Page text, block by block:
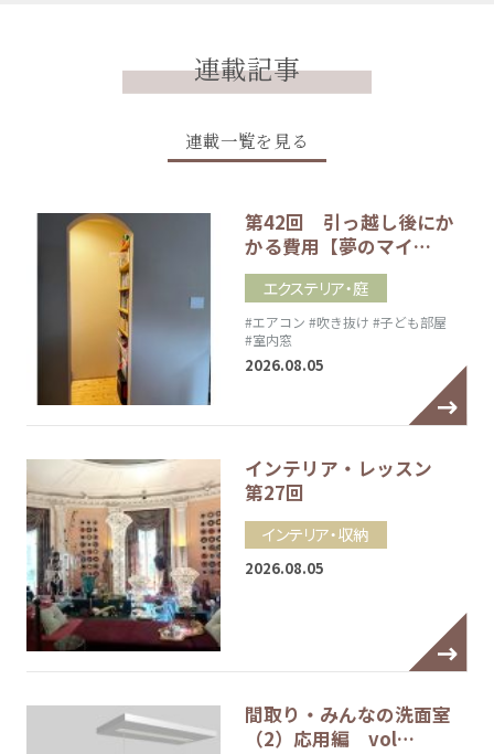
連載記事
連載一覧を見る
第42回 引っ越し後にか
かる費用【夢のマイ…
エクステリア・庭
#エアコン #吹き抜け #子ども部屋
#室内窓
2026.08.05
インテリア・レッスン
第27回
インテリア・収納
2026.08.05
間取り・みんなの洗面室
（2）応用編 vol…